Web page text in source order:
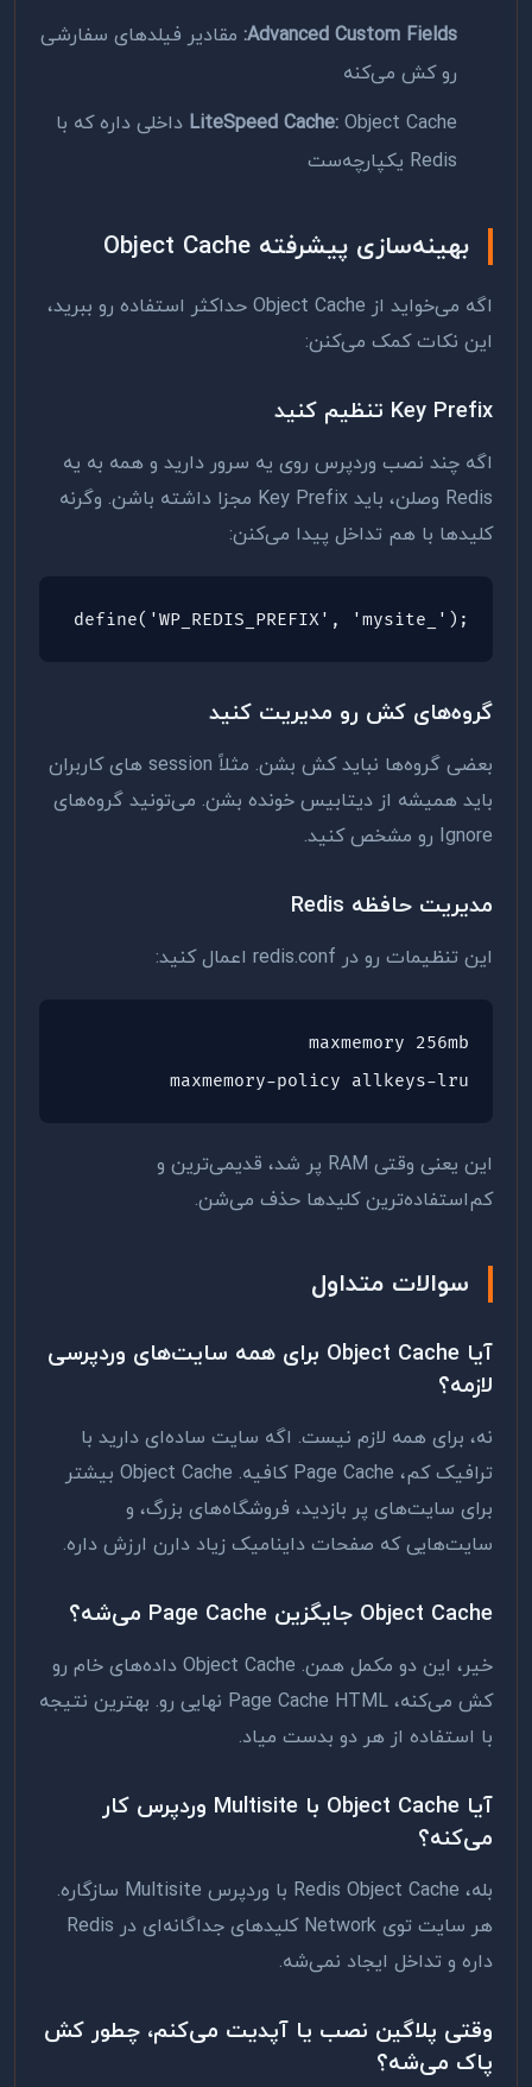
Advanced Custom Fields: مقادیر فیلدهای سفارشی
رو کش می‌کنه
LiteSpeed Cache: Object Cache داخلی داره که با
Redis یکپارچه‌ست
بهینه‌سازی پیشرفته Object Cache
اگه می‌خواید از Object Cache حداکثر استفاده رو ببرید،
این نکات کمک می‌کنن:
Key Prefix تنظیم کنید
اگه چند نصب وردپرس روی یه سرور دارید و همه به یه
Redis وصلن، باید Key Prefix مجزا داشته باشن. وگرنه
کلیدها با هم تداخل پیدا می‌کنن:
define('WP_REDIS_PREFIX', 'mysite_');
گروه‌های کش رو مدیریت کنید
بعضی گروه‌ها نباید کش بشن. مثلاً session های کاربران
باید همیشه از دیتابیس خونده بشن. می‌تونید گروه‌های
Ignore رو مشخص کنید.
مدیریت حافظه Redis
این تنظیمات رو در redis.conf اعمال کنید:
maxmemory 256mb
maxmemory-policy allkeys-lru
این یعنی وقتی RAM پر شد، قدیمی‌ترین و
کم‌استفاده‌ترین کلیدها حذف می‌شن.
سوالات متداول
آیا Object Cache برای همه سایت‌های وردپرسی
لازمه؟
نه، برای همه لازم نیست. اگه سایت ساده‌ای دارید با
ترافیک کم، Page Cache کافیه. Object Cache بیشتر
برای سایت‌های پر بازدید، فروشگاه‌های بزرگ، و
سایت‌هایی که صفحات داینامیک زیاد دارن ارزش داره.
Object Cache جایگزین Page Cache می‌شه؟
خیر، این دو مکمل همن. Object Cache داده‌های خام رو
کش می‌کنه، Page Cache HTML نهایی رو. بهترین نتیجه
با استفاده از هر دو بدست میاد.
آیا Object Cache با Multisite وردپرس کار
می‌کنه؟
بله، Redis Object Cache با وردپرس Multisite سازگاره.
هر سایت توی Network کلیدهای جداگانه‌ای در Redis
داره و تداخل ایجاد نمی‌شه.
وقتی پلاگین نصب یا آپدیت می‌کنم، چطور کش
پاک می‌شه؟